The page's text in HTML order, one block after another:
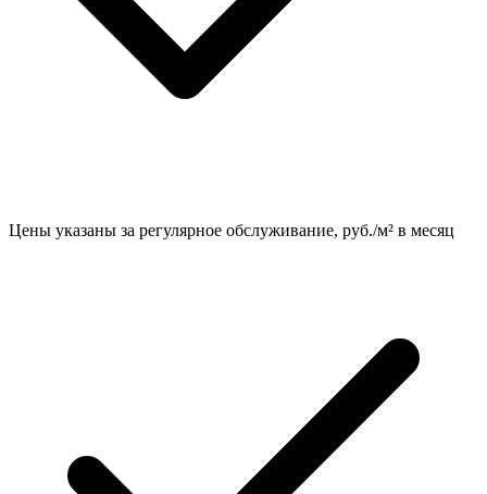
Цены указаны за регулярное обслуживание, руб./м² в месяц